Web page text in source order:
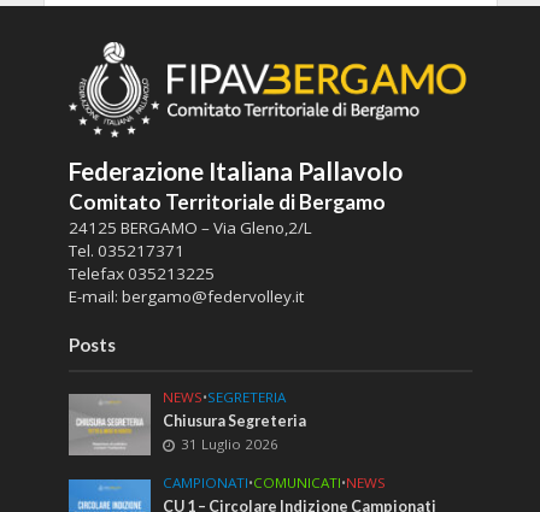
Federazione Italiana Pallavolo
Comitato Territoriale di Bergamo
24125 BERGAMO – Via Gleno,2/L
Tel. 035217371
Telefax035213225
E-mail: bergamo@federvolley.it
Posts
NEWS•SEGRETERIA
Chiusura Segreteria
31 Luglio 2026
CAMPIONATI•COMUNICATI•NEWS
CU 1 – Circolare Indizione Campionati